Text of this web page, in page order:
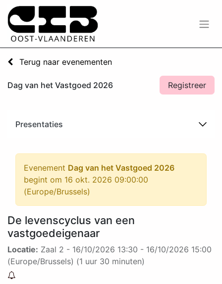
Terug naar evenementen
Dag van het Vastgoed 2026 Registreer
Presentaties
Evenement Dag van het Vastgoed 2026
begint om 16 okt. 2026 09:00:00
(Europe/Brussels)
De levenscyclus van een
vastgoedeigenaar
Locatie: Zaal 2 - 16/10/2026 13:30 - 16/10/2026 15:00
(Europe/Brussels) (1 uur 30 minuten)